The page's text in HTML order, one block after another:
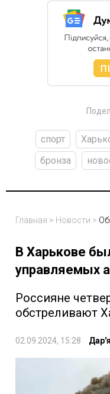
спорт
бронза
Главная > Новости >
В Харькове
управляемых
Россияне
обстреливают
02.09.2024, 15:28